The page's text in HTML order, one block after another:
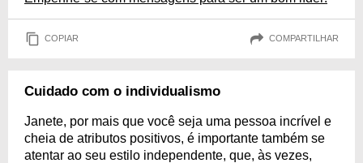
COPIAR COMPARTILHAR
Cuidado com o individualismo
Janete, por mais que você seja uma pessoa incrível e
cheia de atributos positivos, é importante também se
atentar ao seu estilo independente, que, às vezes,